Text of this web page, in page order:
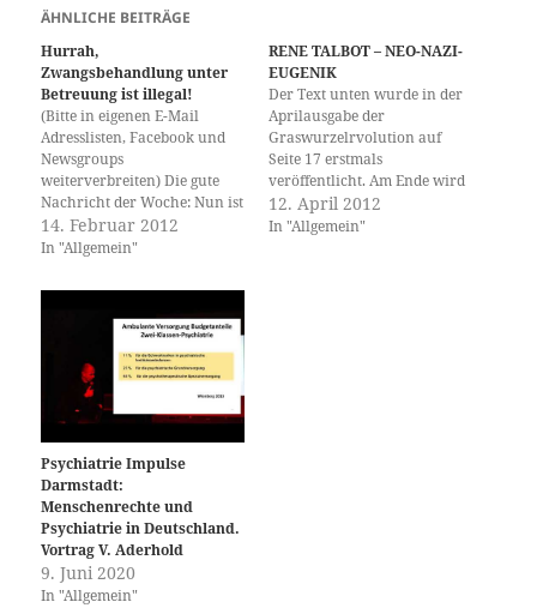
ÄHNLICHE BEITRÄGE
Hurrah,
Zwangsbehandlung unter
Betreuung ist illegal!
(Bitte in eigenen E-Mail
Adresslisten, Facebook und
Newsgroups
weiterverbreiten) Die gute
Nachricht der Woche: Nun ist
die dritte Säule der
Zwangspsychiatrie gefallen,
einer Betreuung. Mit
Ludwigsburg vom 30.1.2012
8 XVII 8/2012:
http://www.rechtslupe.de/fami
lienrecht/zwangsmedikation-
eines-betreuten-338338 oder
http://lrbw.juris.de/cgi-
bin/laender_rechtsprechung/
document.py?
Gericht=bw&nr=15302
wirken die Beschlüsse des
Bundesverfassungsgericht
auch bei Menschen, die
entmündigt…
14. Februar 2012
In "Allgemein"
RENE TALBOT – NEO-NAZI-
EUGENIK
Der Text unten wurde in der
Aprilausgabe der
Graswurzelrvolution auf
Seite 17 erstmals
veröffentlicht. Am Ende wird
auf den diesjährigen T4
Umzug hingewiesen. Dies ist
12. April 2012
In "Allgemein"
Psychiatrie Impulse
Darmstadt:
Menschenrechte und
Psychiatrie in Deutschland.
Vortrag V. Aderhold
9. Juni 2020
In "Allgemein"